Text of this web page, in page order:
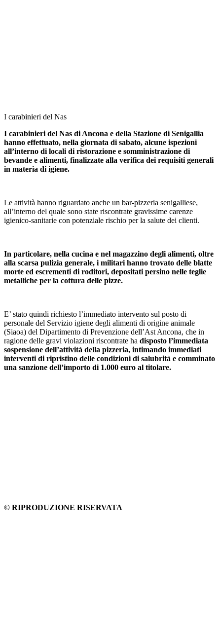
I carabinieri del Nas
I carabinieri del Nas di Ancona e della Stazione di Senigallia
hanno effettuato, nella giornata di sabato, alcune ispezioni
all’interno di locali di ristorazione e somministrazione di
bevande e alimenti, finalizzate alla verifica dei requisiti generali
in materia di igiene.
Le attività hanno riguardato anche un bar-pizzeria senigalliese,
all’interno del quale sono state riscontrate gravissime carenze
igienico-sanitarie con potenziale rischio per la salute dei clienti.
In particolare, nella cucina e nel magazzino degli alimenti, oltre
alla scarsa pulizia generale, i militari hanno trovato delle blatte
morte ed escrementi di roditori, depositati persino nelle teglie
metalliche per la cottura delle pizze.
E’ stato quindi richiesto l’immediato intervento sul posto di
personale del Servizio igiene degli alimenti di origine animale
(Siaoa) del Dipartimento di Prevenzione dell’Ast Ancona, che in
ragione delle gravi violazioni riscontrate ha disposto l’immediata
sospensione dell’attività della pizzeria, intimando immediati
interventi di ripristino delle condizioni di salubrità e comminato
una sanzione dell’importo di 1.000 euro al titolare.
© RIPRODUZIONE RISERVATA